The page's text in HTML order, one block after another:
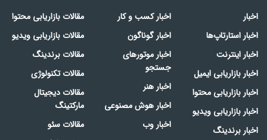
اخبار
اخبار استارتاپ‌ها
اخبار اینترنت
اخبار بازاریابی ایمیل
اخبار بازاریابی محتوا
اخبار بازاریابی ویدیو
اخبار برندینگ
اخبار کسب و کار
اخبار گوناگون
اخبار موتورهای
جستجو
اخبار هنر
اخبار هوش مصنوعی
اخبار وب
مقالات بازاریابی محتوا
مقالات بازاریابی ویدیو
مقالات برندینگ
مقالات تکنولوژی
مقالات دیجیتال
مارکتینگ
مقالات سئو